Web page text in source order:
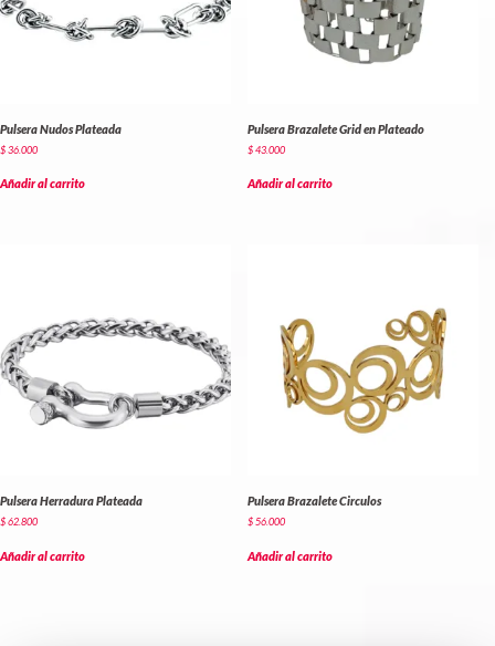
Pulsera Nudos Plateada
$36.000
Añadir al carrito
Pulsera Brazalete Grid en Plateado
$43.000
Añadir al carrito
Pulsera Herradura Plateada
$62.800
Añadir al carrito
Pulsera Brazalete Circulos
$56.000
Añadir al carrito